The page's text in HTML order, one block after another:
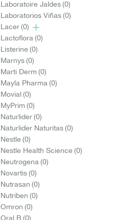
Laboratoire Jaldes(0)
Laboratorios Viñas(0)
Lacer(0)
Lactoflora(0)
Listerine(0)
Marnys(0)
Marti Derm(0)
Mayla Pharma(0)
Movial(0)
MyPrim(0)
Naturlider(0)
Naturlider Naturitas(0)
Nestle(0)
Nestle Health Science(0)
Neutrogena(0)
Novartis(0)
Nutrasan(0)
Nutriben(0)
Omron(0)